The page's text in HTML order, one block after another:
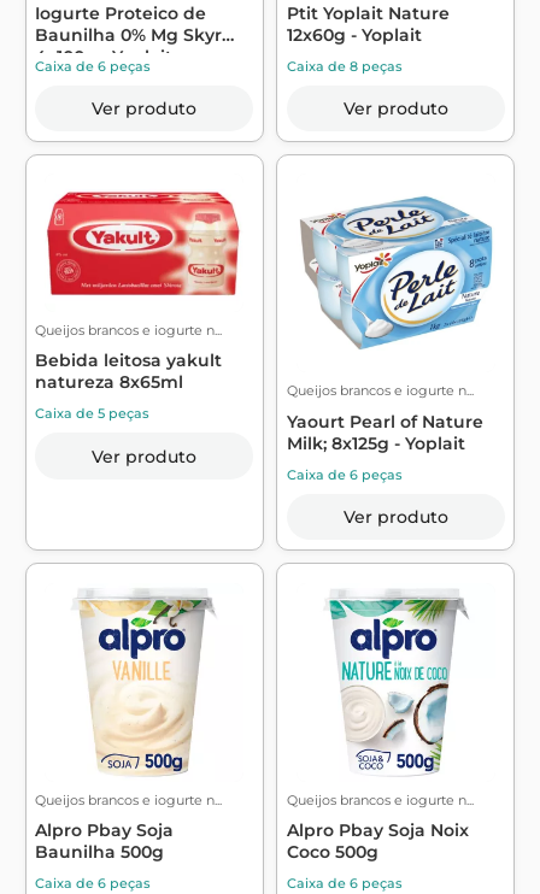
Iogurte Proteico de
Baunilha 0% Mg Skyr
4x100g - Yoplait
Caixa de 6 peças
Ver produto
Ptit Yoplait Nature
12x60g - Yoplait
Caixa de 8 peças
Ver produto
Queijos brancos e iogurte n...
Bebida leitosa yakult
natureza 8x65ml
Caixa de 5 peças
Ver produto
Queijos brancos e iogurte n...
Yaourt Pearl of Nature
Milk; 8x125g - Yoplait
Caixa de 6 peças
Ver produto
Queijos brancos e iogurte n...
Alpro Pbay Soja
Baunilha 500g
Caixa de 6 peças
Queijos brancos e iogurte n...
Alpro Pbay Soja Noix
Coco 500g
Caixa de 6 peças